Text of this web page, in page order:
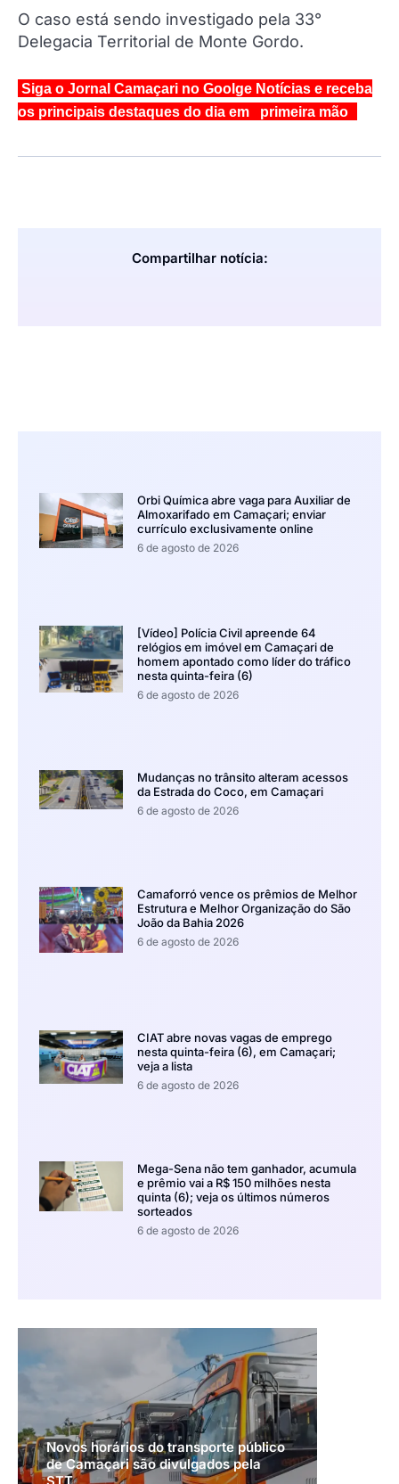
O caso está sendo investigado pela 33°
Delegacia Territorial de Monte Gordo.
Siga o Jornal Camaçari no Goolge Notícias e receba
os principais destaques do dia em primeira mão
Compartilhar notícia:
Orbi Química abre vaga para Auxiliar de
Almoxarifado em Camaçari; enviar
currículo exclusivamente online
6 de agosto de 2026
[Vídeo] Polícia Civil apreende 64
relógios em imóvel em Camaçari de
homem apontado como líder do tráfico
nesta quinta-feira (6)
6 de agosto de 2026
Mudanças no trânsito alteram acessos
da Estrada do Coco, em Camaçari
6 de agosto de 2026
Camaforró vence os prêmios de Melhor
Estrutura e Melhor Organização do São
João da Bahia 2026
6 de agosto de 2026
CIAT abre novas vagas de emprego
nesta quinta-feira (6), em Camaçari;
veja a lista
6 de agosto de 2026
Mega-Sena não tem ganhador, acumula
e prêmio vai a R$ 150 milhões nesta
quinta (6); veja os últimos números
sorteados
6 de agosto de 2026
Novos horários do transporte público
de Camaçari são divulgados pela